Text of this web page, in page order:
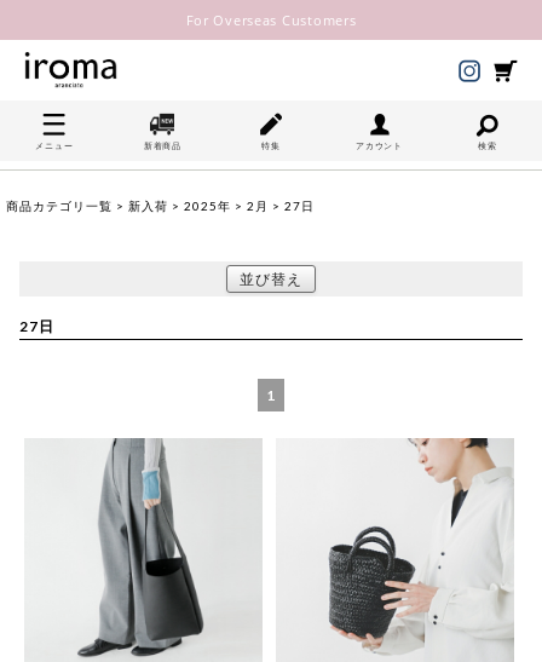
For Overseas Customers
メニュー 新着商品 特集 アカウント 検索
商品カテゴリ一覧 > 新入荷 > 2025年 > 2月 > 27日
並び替え
27日
1